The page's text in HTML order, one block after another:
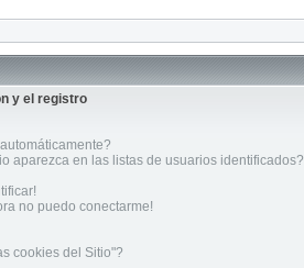
y el registro
aparezca en las listas de usuarios identificados?
no puedo conectarme!
cookies del Sitio"?